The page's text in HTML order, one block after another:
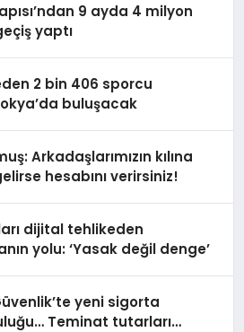
9 ayda 4 milyon
yaptı
2 bin 406 sporcu
buluşacak
Arkadaşlarımızın kılına
hesabını verirsiniz!
dijital tehlikeden
yolu: ‘Yasak değil denge’
yeni sigorta
Teminat tutarları